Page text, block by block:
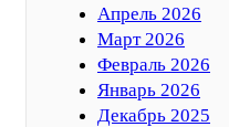
Апрель 2026
Март 2026
Февраль 2026
Январь 2026
Декабрь 2025